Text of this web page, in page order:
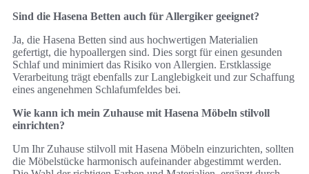
Sind die Hasena Betten auch für Allergiker geeignet?
Ja, die Hasena Betten sind aus hochwertigen Materialien
gefertigt, die hypoallergen sind. Dies sorgt für einen gesunden
Schlaf und minimiert das Risiko von Allergien. Erstklassige
Verarbeitung trägt ebenfalls zur Langlebigkeit und zur Schaffung
eines angenehmen Schlafumfeldes bei.
Wie kann ich mein Zuhause mit Hasena Möbeln stilvoll
einrichten?
Um Ihr Zuhause stilvoll mit Hasena Möbeln einzurichten, sollten
die Möbelstücke harmonisch aufeinander abgestimmt werden.